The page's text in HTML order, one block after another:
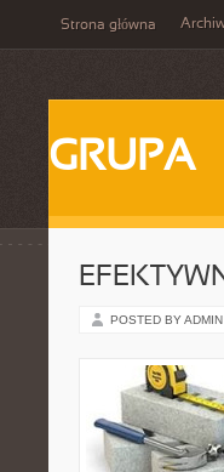
Strona główna
GRUPA
POSTED BY ADMIN